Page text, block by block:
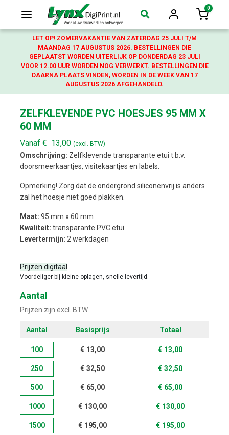
Login
0
LET OP! ZOMERVAKANTIE VAN ZATERDAG 25 JULI T/M
MAANDAG 17 AUGUSTUS 2026. BESTELLINGEN DIE
GEPLAATST WORDEN UITERLIJK OP DONDERDAG 23 JULI
VOOR 12.00 UUR WORDEN NOG VERWERKT. BESTELLINGEN DIE
DAARNA PLAATS VINDEN, WORDEN IN DE WEEK VAN 17
AUGUSTUS 2026 AFGEHANDELD.
ZELFKLEVENDE PVC HOESJES 95 MM X
60 MM
Vanaf € 13,00 (excl. BTW)
Omschrijving: Zelfklevende transparante etui t.b.v.
doorsmeerkaartjes, visitekaartjes en labels.
Opmerking! Zorg dat de ondergrond siliconenvrij is anders
zal het hoesje niet goed plakken.
Maat: 95 mm x 60 mm
Kwaliteit: transparante PVC etui
Levertermijn: 2 werkdagen
Prijzen digitaal
Voordeliger bij kleine oplagen, snelle levertijd.
Aantal
Prijzen zijn excl. BTW
Aantal Basisprijs Totaal
100 € 13,00 € 13,00
250 € 32,50 € 32,50
500 € 65,00 € 65,00
1000 € 130,00 € 130,00
1500 € 195,00 € 195,00